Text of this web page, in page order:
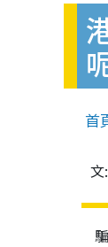
首
文: